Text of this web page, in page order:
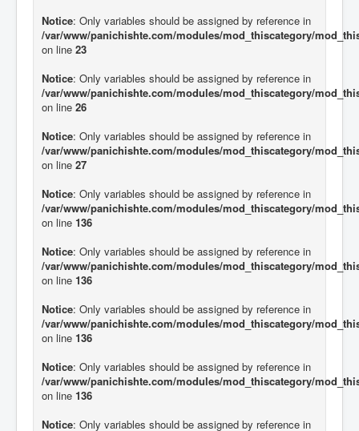
Notice: Only variables should be assigned by reference in
/var/www/panichishte.com/modules/mod_thiscategory/
on line 23
Notice: Only variables should be assigned by reference in
/var/www/panichishte.com/modules/mod_thiscategory/
on line 26
Notice: Only variables should be assigned by reference in
/var/www/panichishte.com/modules/mod_thiscategory/
on line 27
Notice: Only variables should be assigned by reference in
/var/www/panichishte.com/modules/mod_thiscategory/
on line 136
Notice: Only variables should be assigned by reference in
/var/www/panichishte.com/modules/mod_thiscategory/
on line 136
Notice: Only variables should be assigned by reference in
/var/www/panichishte.com/modules/mod_thiscategory/
on line 136
Notice: Only variables should be assigned by reference in
/var/www/panichishte.com/modules/mod_thiscategory/
on line 136
Notice: Only variables should be assigned by reference in